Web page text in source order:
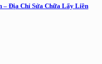
– Địa Chỉ Sửa Chữa Lấy Liền